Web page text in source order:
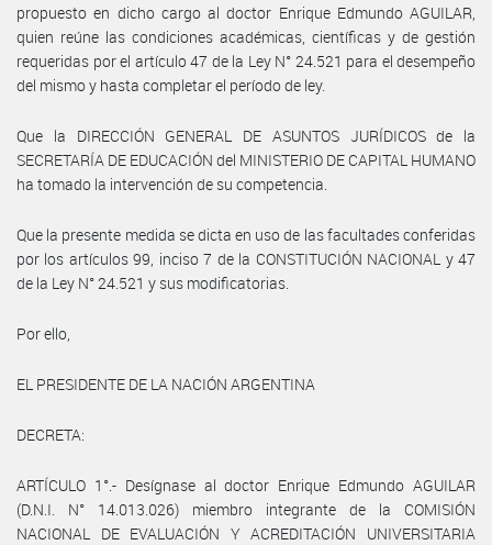
propuesto en dicho cargo al doctor Enrique Edmundo AGUILAR,
quien reúne las condiciones académicas, científicas y de gestión
requeridas por el artículo 47 de la Ley N° 24.521 para el desempeño
del mismo y hasta completar el período de ley.
Que la DIRECCIÓN GENERAL DE ASUNTOS JURÍDICOS de la
SECRETARÍA DE EDUCACIÓN del MINISTERIO DE CAPITAL HUMANO
ha tomado la intervención de su competencia.
Que la presente medida se dicta en uso de las facultades conferidas
por los artículos 99, inciso 7 de la CONSTITUCIÓN NACIONAL y 47
de la Ley N° 24.521 y sus modificatorias.
Por ello,
EL PRESIDENTE DE LA NACIÓN ARGENTINA
DECRETA:
ARTÍCULO 1°.- Desígnase al doctor Enrique Edmundo AGUILAR
(D.N.I. N° 14.013.026) miembro integrante de la COMISIÓN
NACIONAL DE EVALUACIÓN Y ACREDITACIÓN UNIVERSITARIA